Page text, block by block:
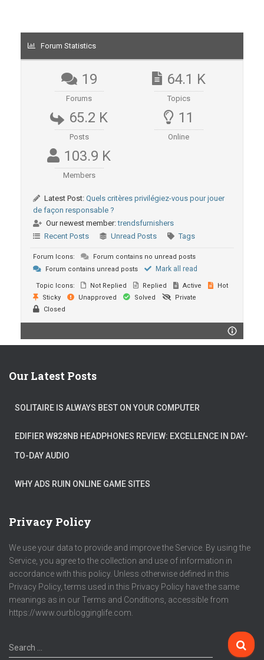
Forum Statistics
19
Forums
64.1 K
Topics
65.2 K
Posts
11
Online
103.9 K
Members
Latest Post: Quels critères privilégiez-vous pour jouer
de façon responsable ?
Our newest member:trendsfurnishers
Recent Posts
Unread Posts Tags
Forum Icons:
Forum contains no unread posts
Forum contains unread posts
Mark all read
Topic Icons: Not Replied Replied Active
Hot
Sticky
Unapproved Solved
Private
Closed
Our Latest Posts
SOLITAIRE IS ALWAYS BEST ON YOUR COMPUTER
EDIFIER W828NB HEADPHONES REVIEW: EXCELLENCE IN DAY-
TO-DAY AUDIO
WHY ADS RUIN ONLINE GAME SITES
Privacy Policy
We use your data to provide and improve the Service. By using the
Service, you agree to the collection and use of information in
accordance with this policy. Unless otherwise defined in this
Privacy Policy, terms used in this Privacy Policy have the same
meanings as in our Terms and Conditions, accessible from
https://www.ourblogginglife.com.
Search …